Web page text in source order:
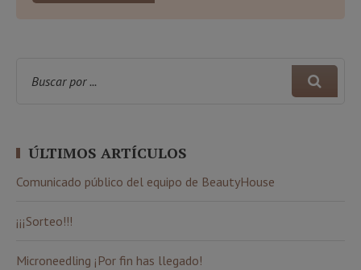
ÚLTIMOS ARTÍCULOS
Comunicado público del equipo de BeautyHouse
¡¡¡Sorteo!!!
Microneedling ¡Por fin has llegado!